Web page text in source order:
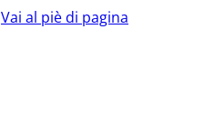
Vai al piè di pagina